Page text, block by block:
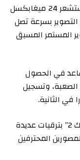
وتحتوي كاميرا “إي أو إس آر 1” على مستشعر 24 ميغابكسل
بسرعة تصل
المستمر المسبق
في الحصول
وتسجيل
في حين جاءت كاميرا “إي أو إس آر 5 مارك 2” بترقيات عديدة
المحترفين